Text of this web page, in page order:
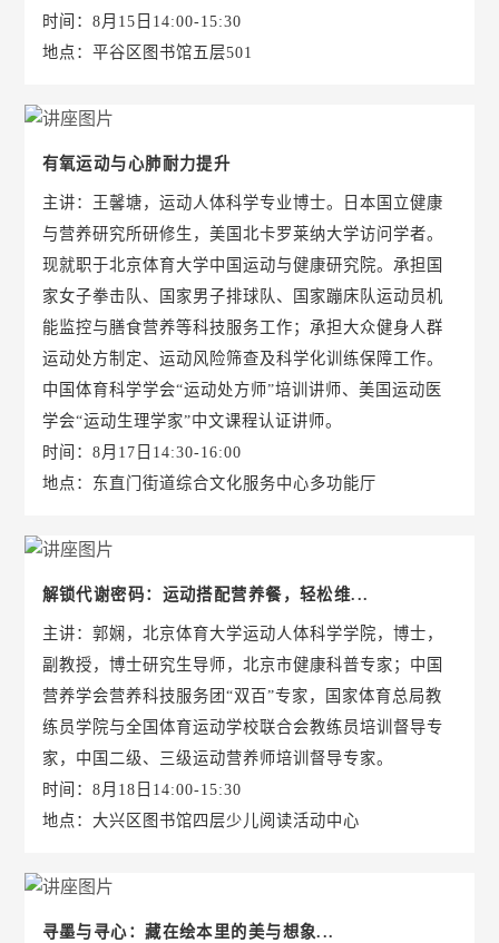
时间：8月15日14:00-15:30
地点：平谷区图书馆五层501
有氧运动与心肺耐力提升
主讲：王馨塘，运动人体科学专业博士。日本国立健康
与营养研究所研修生，美国北卡罗莱纳大学访问学者。
现就职于北京体育大学中国运动与健康研究院。承担国
家女子拳击队、国家男子排球队、国家蹦床队运动员机
能监控与膳食营养等科技服务工作；承担大众健身人群
运动处方制定、运动风险筛查及科学化训练保障工作。
中国体育科学学会“运动处方师”培训讲师、美国运动医
学会“运动生理学家”中文课程认证讲师。
时间：8月17日14:30-16:00
地点：东直门街道综合文化服务中心多功能厅
解锁代谢密码：运动搭配营养餐，轻松维...
主讲：郭娴，北京体育大学运动人体科学学院，博士，
副教授，博士研究生导师，北京市健康科普专家；中国
营养学会营养科技服务团“双百”专家，国家体育总局教
练员学院与全国体育运动学校联合会教练员培训督导专
家，中国二级、三级运动营养师培训督导专家。
时间：8月18日14:00-15:30
地点：大兴区图书馆四层少儿阅读活动中心
寻墨与寻心：藏在绘本里的美与想象...